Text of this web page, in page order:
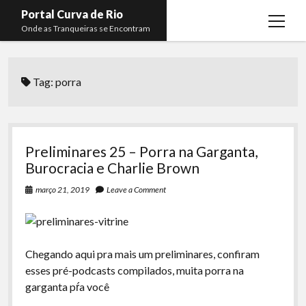
Portal Curva de Rio
Onde as Tranqueiras se Encontram
open
Curva de Rio
Komos
La Siesta Podcast
Arquivo CDR
Papo Tranqueira
Membros
Lucas Oliveira
Kaique Xavier
Tag:porra
Preliminares 25 – Porra na Garganta,
Burocracia e Charlie Brown
março 21, 2019 Leave a Comment
Chegando aqui pra mais um preliminares, confiram
esses pré-podcasts compilados, muita porra na
garganta pŕa você